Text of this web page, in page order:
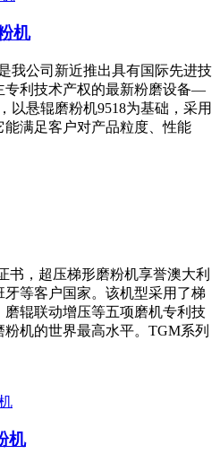
机
我公司新近推出具有国际先进技
专利技术产权的最新粉磨设备—
以悬辊磨粉机9518为基础，采用
能满足客户对产品粒度、性能
书，超压梯形磨粉机享誉澳大利
牙等客户国家。该机型采用了梯
辊联动增压等五项磨机专利技
机的世界最高水平。TGM系列
机